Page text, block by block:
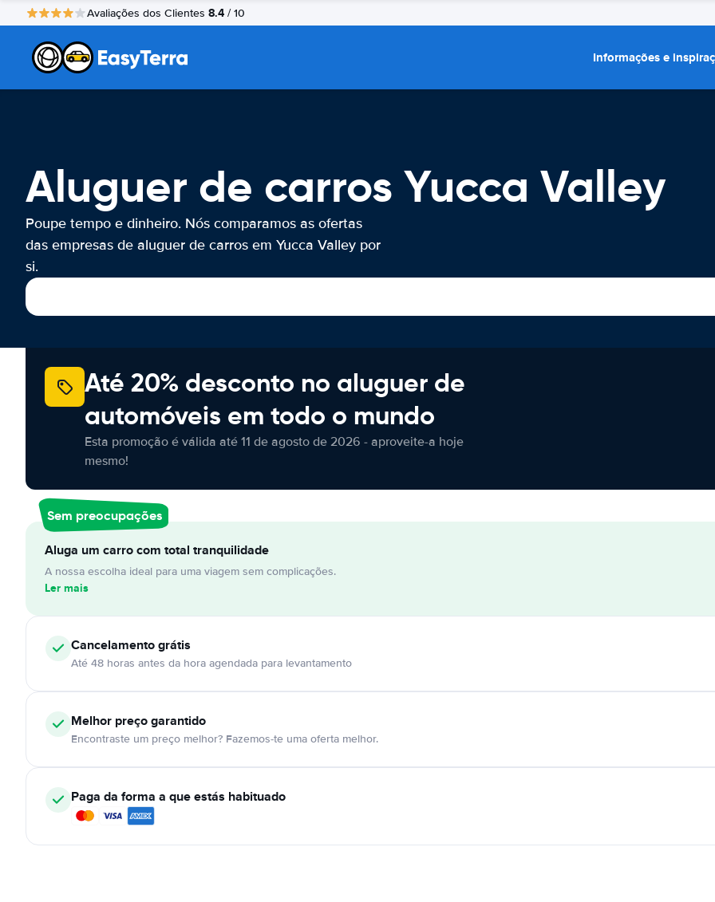
Avaliações dos Clientes 8.4 / 10
Informações e
Aluguer de carros Yucca Valley
Poupe tempo e dinheiro. Nós comparamos as ofertas
das empresas de aluguer de carros em Yucca Valley por
si.
Até 20% desconto no aluguer de
automóveis em todo o mundo
Esta promoção é válida até 11 de agosto de 2026 - aproveite-a hoje
mesmo!
Sem preocupações
Aluga um carro com total tranquilidade
A nossa escolha ideal para uma viagem sem complicações.
Ler mais
Cancelamentográtis
Até 48 horas antes da hora agendada para levantamento
Melhor preço garantido
Encontraste um preço melhor? Fazemos-te uma oferta melhor.
Paga da forma a que estás habituado